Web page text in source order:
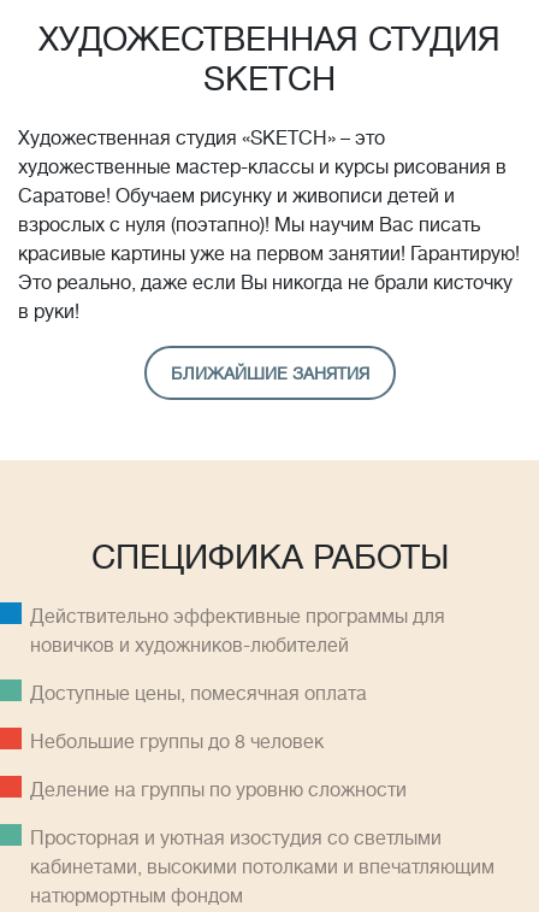
стоимость обучения!*
ХУДОЖЕСТВЕННАЯ СТУДИЯ
SKETCH
Художественная студия «SKETCH» – это
художественные мастер-классы и курсы рисования в
Саратове! Обучаем рисунку и живописи детей и
взрослых с нуля (поэтапно)! Мы научим Вас писать
красивые картины уже на первом занятии! Гарантирую!
Это реально, даже если Вы никогда не брали кисточку
в руки!
БЛИЖАЙШИЕ ЗАНЯТИЯ
СПЕЦИФИКА РАБОТЫ
Действительно эффективные программы для
новичков и художников-любителей
Доступные цены, помесячная оплатa
Небольшие группы до 8 человек
Деление на группы по уровню сложности
Просторная и уютная изостудия со светлыми
кабинетами, высокими потолками и впечатляющим
натюрмортным фондом